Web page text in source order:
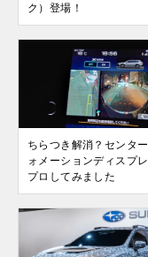
ク）登場！
ちらつき解消？センタ
ォメーションディスプ
プロしてみました